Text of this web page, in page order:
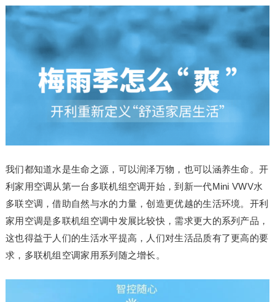
我们都知道水是生命之源，可以润泽万物，也可以涵养生命。开
利家用空调从第一台多联机组空调开始，到新一代Mini VWV水
多联空调，借助自然与水的力量，创造更优越的生活环境。开利
家用空调是多联机组空调中发展比较快，需求更大的系列产品，
这也得益于人们的生活水平提高，人们对生活品质有了更高的要
求，多联机组空调家用系列随之增长。